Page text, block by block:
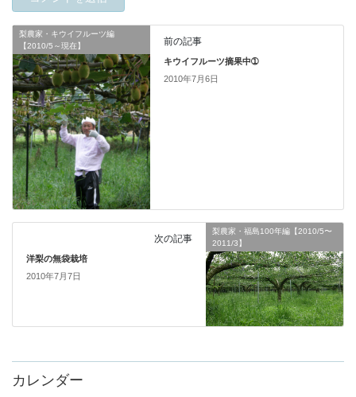
梨農家・キウイフルーツ編
【2010/5～現在】
前の記事
キウイフルーツ摘果中➀
2010年7月6日
梨農家・福島100年編【2010/5〜
2011/3】
次の記事
洋梨の無袋栽培
2010年7月7日
カレンダー